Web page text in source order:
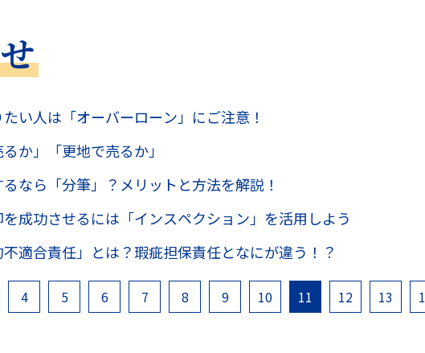
い人は「オーバーローン」にご注意！
か」「更地で売るか」
なら「分筆」？メリットと方法を解説！
成功させるには「インスペクション」を活用しよう
適合責任」とは？瑕疵担保責任となにが違う！？
4 5 6 7 8 9 10 11 12 13